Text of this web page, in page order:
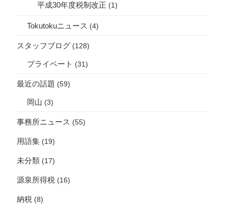
平成30年度税制改正 (1)
Tokutokuニュース (4)
スタッフブログ (128)
プライベート (31)
最近の話題 (59)
岡山 (3)
事務所ニュース (55)
用語集 (19)
未分類 (17)
源泉所得税 (16)
納税 (8)